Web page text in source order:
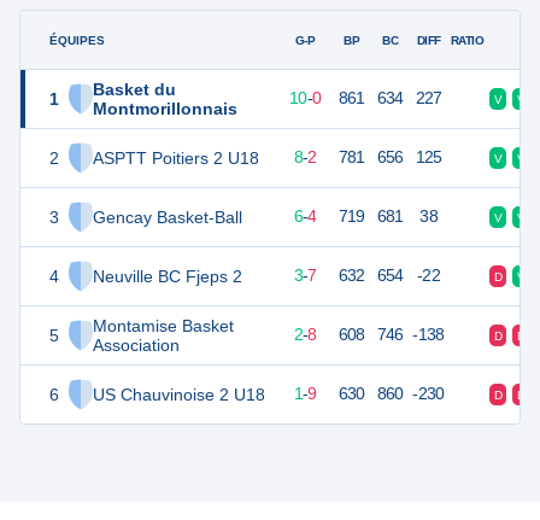
ÉQUIPES
1
Basket du
Montmorillonnais
2 ASPTT Poitiers 2 U18
3 Gencay Basket-Ball
4 Neuville BC Fjeps 2
5
Montamise Basket
Association
6 US Chauvinoise 2 U18
G-P BP BC DIFF RATIO
20 10-0 861 634 227 V V
18 10 8-2 781 656 125 V V
16 6-4 719 681 38 V V
13 3-7 632 654 -22 D V
12 2-8 608 746 -138 D D
11 10 1-9 630 860 -230 D D